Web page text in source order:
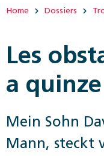
Home Dossiers
Les
a
Mein Sohn
Mann, steckt